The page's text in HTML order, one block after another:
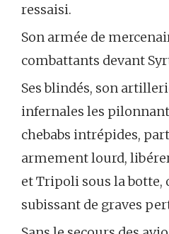
ressaisi.
Son armée de
combattants devant
Ses blindés, son
infernales les
chebabs intrépides,
armement lourd,
et Tripoli sous la botte,
subissant de graves